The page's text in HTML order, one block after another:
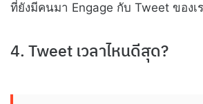
ที่ยังมีคนมา Engage กับ Tweet ของเ
4. Tweet เวลาไหนดีสุด?